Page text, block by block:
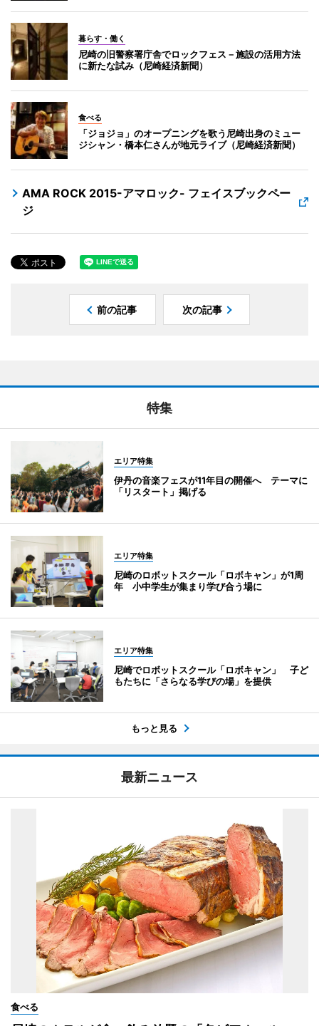
暮らす・働く
尼崎の旧警察署庁舎でロックフェス－施設の活用方法
に新たな試み（尼崎経済新聞）
食べる
「ジョジョ」のオープニングを歌う尼崎出身のミュー
ジシャン・橋本仁さんが地元ライブ（尼崎経済新聞）
AMA ROCK 2015-アマロック- フェイスブックペー
ジ
前の記事 次の記事
特集
エリア特集
伊丹の音楽フェスが11年目の開催へ テーマに
「リスタート」掲げる
エリア特集
尼崎のロボットスクール「ロボキャン」が1周
年 小中学生が集まり学び合う場に
エリア特集
尼崎でロボットスクール「ロボキャン」 子ど
もたちに「さらなる学びの場」を提供
もっと見る
最新ニュース
食べる